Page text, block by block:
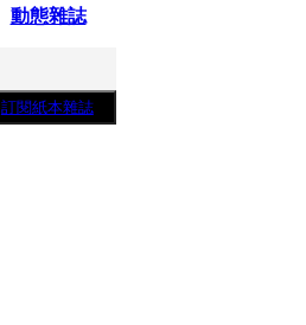
動態雜誌
訂閱紙本雜誌